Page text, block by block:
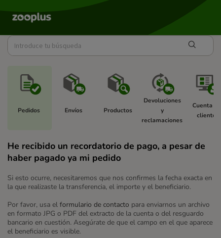
Pedidos Envíos Productos
Devoluciones
y
reclamaciones
Cuenta
cliente
He recibido un recordatorio de pago, a pesar de
haber pagado ya mi pedido
Si esto ocurre, necesitaremos que nos confirmes la fecha exacta en
la que realizaste la transferencia, el importe y el beneficiario.
Por favor, usa el formulario de contacto para enviarnos un archivo
en formato JPG o PDF del extracto de la cuenta o del resguardo
bancario en cuestión. Asegúrate de que el campo en el que aparece
el beneficiario es visible.